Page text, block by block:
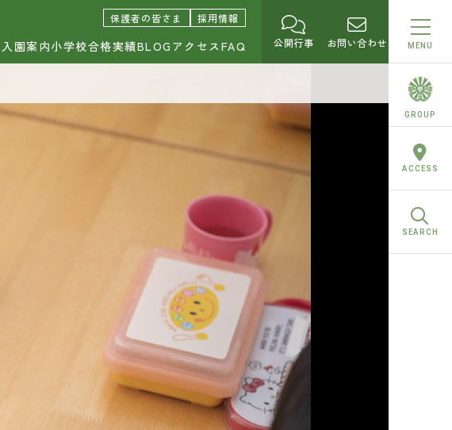
保護者の皆さま 採用情報
入園案内小学校合格実績BLOG アクセス FAQ 公開行事 お問い合わせ MENU
GROUP
ACCESS
SEARCH